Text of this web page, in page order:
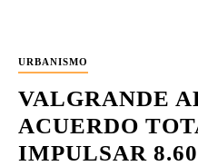
URBANISMO
VALGRANDE
ACUERDO
IMPULSAR